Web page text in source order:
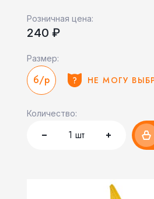
Розничная цена:
240 ₽
Размер:
б/р НЕ МОГУ
Количество:
1 шт